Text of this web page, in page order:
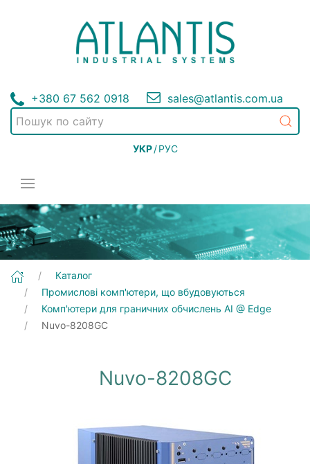
+380 67 562 0918 sales@atlantis.com.ua
УКР / РУС
Каталог
Промислові комп'ютери, що вбудовуються
Комп'ютери для граничних обчислень AI @ Edge
Nuvo-8208GC
Nuvo-8208GC